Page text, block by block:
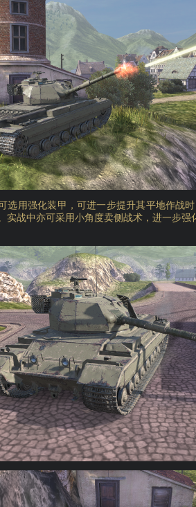
选用强化装甲，可进一步提升其平地作战
战中亦可采用小角度卖侧战术，进一步强